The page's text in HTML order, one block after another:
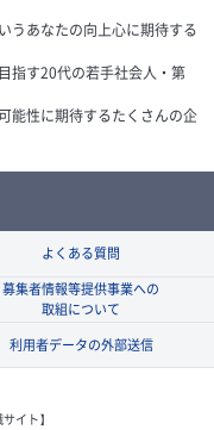
うあなたの向上心に期待する
指す20代の若手社会人・第
能性に期待するたくさんの企
よくある質問
募集者情報等提供事業への
取組について
利用者データの外部送信
イト】